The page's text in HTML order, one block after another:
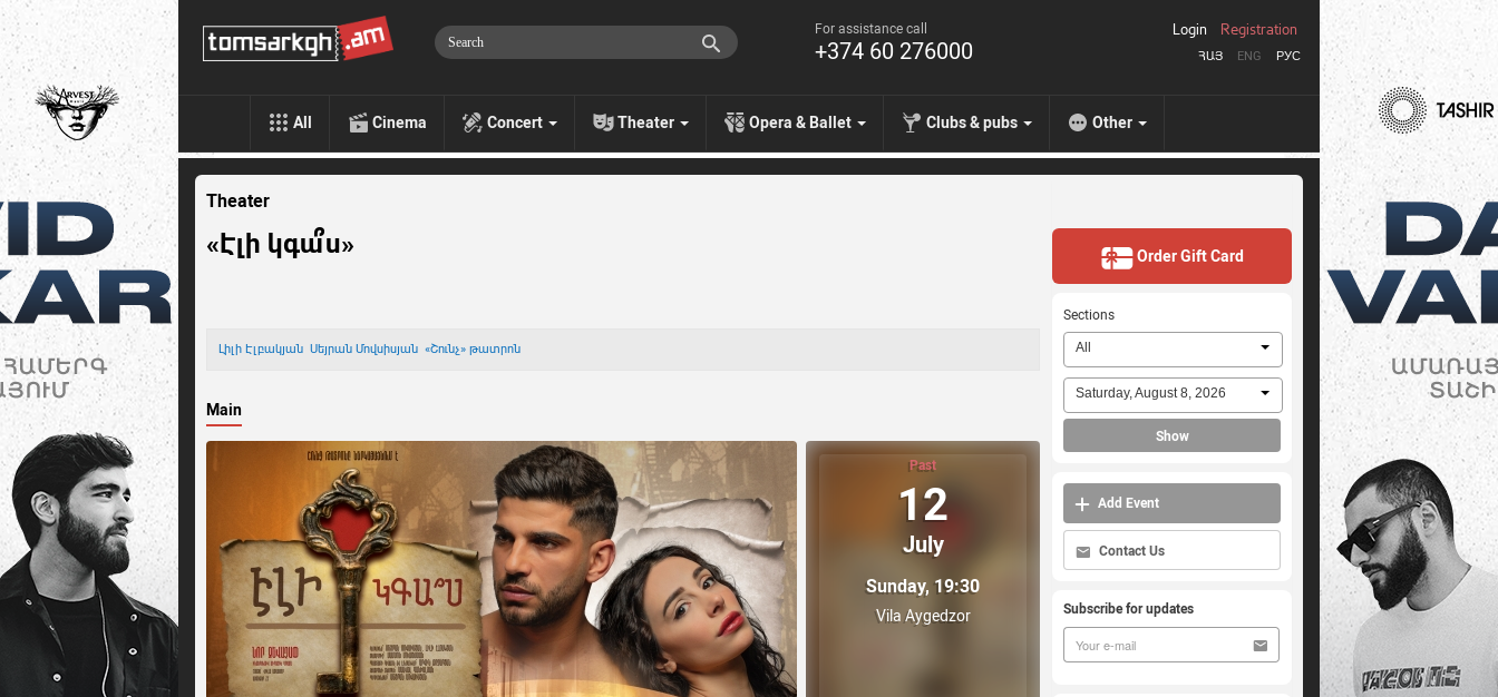
For assistance call
+374 60 276000 ՀԱՅ ENG РУС
Login Registration
All Cinema Concert Theater Opera & Ballet Clubs & pubs Other
Theater
«Էլի կգա՞ս»
Լիլի Էլբակյան Սեյրան Մովսիսյան «Շունչ» թատրոն
Main
Past
12
July
Sunday, 19:30
Vila Aygedzor
Order Gift Card
Sections
All
Saturday, August 8, 2026
Show
Add Event
Contact Us
Subscribe for updates